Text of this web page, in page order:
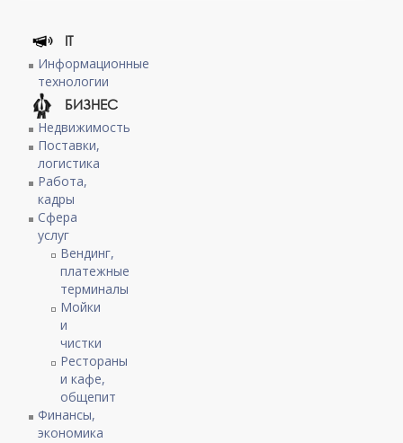
IT
Информационные
технологии
БИЗНЕС
Недвижимость
Поставки,
логистика
Работа,
кадры
Сфера
услуг
Вендинг,
платежные
терминалы
Мойки
и
чистки
Рестораны
и кафе,
общепит
Финансы,
экономика